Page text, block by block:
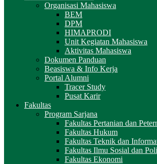
Organisasi Mahasiswa
BEM
DPM
HIMAPRODI
Unit Kegiatan Mahasiswa
Aktivitas Mahasiswa
Dokumen Panduan
Beasiswa & Info Kerja
Portal Alumni
Tracer Study
Pusat Karir
Fakultas
Program Sarjana
Fakultas Pertanian dan
Fakultas Hukum
Fakultas Teknik dan
Fakultas Ilmu Sosial dan
Fakultas Ekonomi